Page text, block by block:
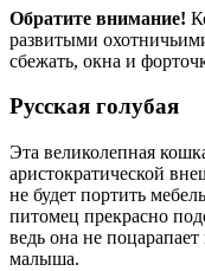
Обратите внимание!
развитыми
сбежать, окна и
Русская голубая
Эта великолепная
аристократической
не будет портить
питомец прекрасно
ведь она не
малыша.